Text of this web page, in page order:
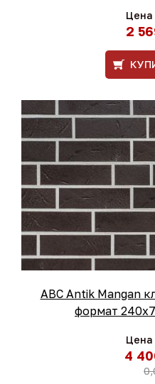
Цена
2
ABC Antik Mangan
формат
Цена
4